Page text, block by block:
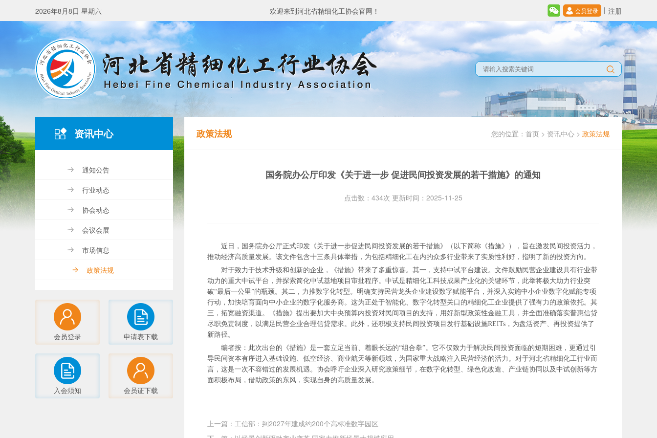
2026年8月8日 星期六 欢迎来到河北省精细化工协会官网！ 会员登录 注册
资讯中心
通知公告
行业动态
协会动态
会议会展
市场信息
政策法规
会员登录 申请表下载
入会须知 会员证下载
您的位置： 首页 > 资讯中心 > 政策法规
政策法规
国务院办公厅印发《关于进一步 促进民间投资发展的若干措施》的通知
点击数：434次 更新时间：2025-11-25
近日，国务院办公厅正式印发《关于进一步促进民间投资发展的若干措施》（以下简称《措施》），旨在激发民间投资活力，
推动经济高质量发展。该文件包含十三条具体举措，为包括精细化工在内的众多行业带来了实质性利好，指明了新的投资方向。
对于致力于技术升级和创新的企业，《措施》带来了多重惊喜。其一，支持中试平台建设。文件鼓励民营企业建设具有行业带
动力的重大中试平台，并探索简化中试基地项目审批程序。中试是精细化工科技成果产业化的关键环节，此举将极大助力行业突
破“最后一公里”的瓶颈。其二，力推数字化转型。明确支持民营龙头企业建设数字赋能平台，并深入实施中小企业数字化赋能专项
行动，加快培育面向中小企业的数字化服务商。这为正处于智能化、数字化转型关口的精细化工企业提供了强有力的政策依托。其
三，拓宽融资渠道。《措施》提出要加大中央预算内投资对民间项目的支持，用好新型政策性金融工具，并全面准确落实普惠信贷
尽职免责制度，以满足民营企业合理信贷需求。此外，还积极支持民间投资项目发行基础设施REITs，为盘活资产、再投资提供了
新路径。
编者按：此次出台的《措施》是一套立足当前、着眼长远的“组合拳”。它不仅致力于解决民间投资面临的短期困难，更通过引
导民间资本有序进入基础设施、低空经济、商业航天等新领域，为国家重大战略注入民营经济的活力。对于河北省精细化工行业而
言，这是一次不容错过的发展机遇。协会呼吁企业深入研究政策细节，在数字化转型、绿色化改造、产业链协同以及中试创新等方
面积极布局，借助政策的东风，实现自身的高质量发展。
上一篇：工信部：到2027年建成约200个高标准数字园区